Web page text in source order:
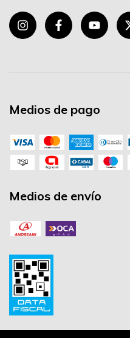
Medios de pago
Medios de envío